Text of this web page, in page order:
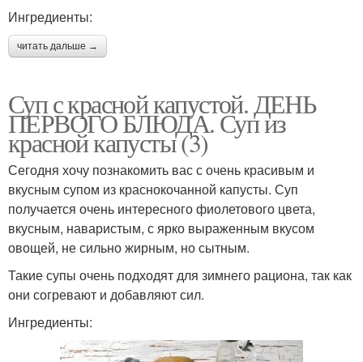
Ингредиенты:
читать дальше →
Суп с красной капустой. ДЕНЬ
ПЕРВОГО БЛЮДА. Суп из
красной капусты (3)
Сегодня хочу познакомить вас с очень красивым и
вкусным супом из краснокочанной капусты. Суп
получается очень интересного фиолетового цвета,
вкусным, наваристым, с ярко выраженным вкусом
овощей, не сильно жирным, но сытным.
Такие супы очень подходят для зимнего рациона, так как
они согревают и добавляют сил.
Ингредиенты: